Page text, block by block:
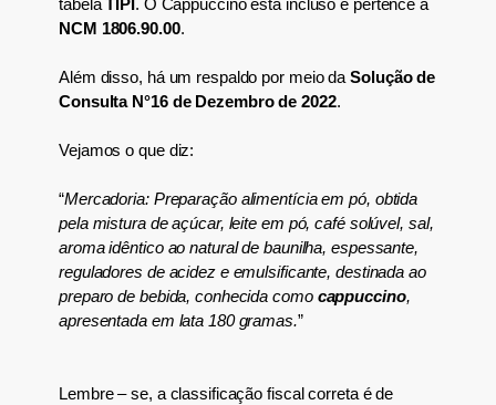
tabelaTIPI . O Cappuccino está incluso e pertence à
NCM 1806.90.00.
Além disso, há um respaldo por meio daSolução de
Consulta N°16 de Dezembro de 2022.
Vejamos o que diz:
“Mercadoria: Preparação alimentícia em pó, obtida
pela mistura de açúcar, leite em pó, café solúvel, sal,
aroma idêntico ao natural de baunilha, espessante,
reguladores de acidez e emulsificante, destinada ao
preparo de bebida, conhecida como cappuccino,
apresentada em lata 180 gramas.”
Lembre – se, a classificação fiscal correta é de